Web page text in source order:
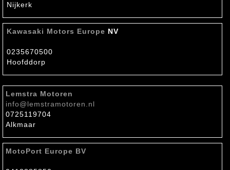
Nijkerk
Kawasaki Motors Europe NV
0235670500
Hoofddorp
Lemstra Motoren
info@lemstramotoren.nl
0725119704
Alkmaar
MotoPort Europe BV